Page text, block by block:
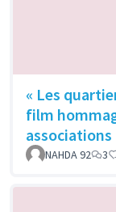
« Les
film
associations
NAHDA 92 3